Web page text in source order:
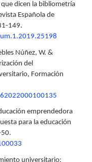
dicen la bibliometría
Española de
149.
Núñez, W. &
del
Formación
emprendedora
para la educación
universitario: